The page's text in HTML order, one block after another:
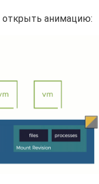
открыть анимацию: